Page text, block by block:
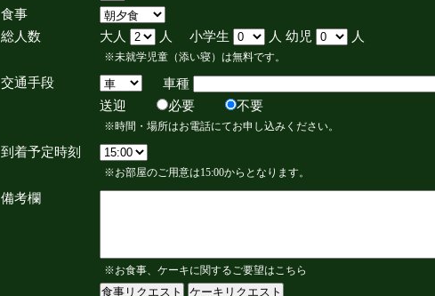
食事
総人数
大人 人 小学生 人 幼児 人
※未就学児童（添い寝）は無料です。
交通手段
車種
送迎
必要 不要
※時間・場所はお電話にてお申し込みください。
到着予定時刻
※お部屋のご用意は15:00からとなります。
備考欄
※お食事、ケーキに関するご要望はこちら